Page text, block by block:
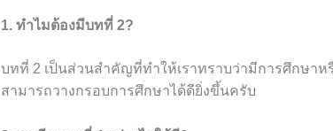
1. ทำไมต้องมีบทที่ 2?
บทที่ 2 เป็นส่วนสำคัญที่ทำให้เราทราบว่ามีการศึกษาห
สามารถวางกรอบการศึกษาได้ดียิ่งขึ้นครับ